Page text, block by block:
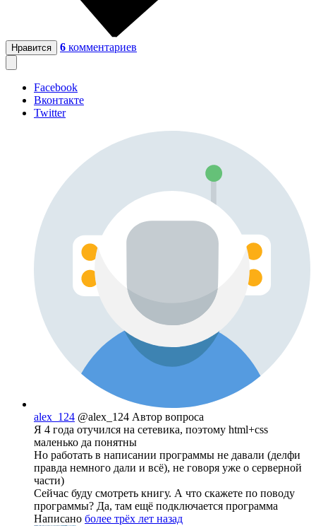
Нравится 6 комментариев
Facebook
Вконтакте
Twitter
alex_124 @alex_124 Автор вопроса
Я 4 года отучился на сетевика, поэтому html+css
маленько да понятны
Но работать в написании программы не давали (делфи
правда немного дали и всё), не говоря уже о серверной
части)
Сейчас буду смотреть книгу. А что скажете по поводу
программы? Да, там ещё подключается программа
Написано более трёх лет назад